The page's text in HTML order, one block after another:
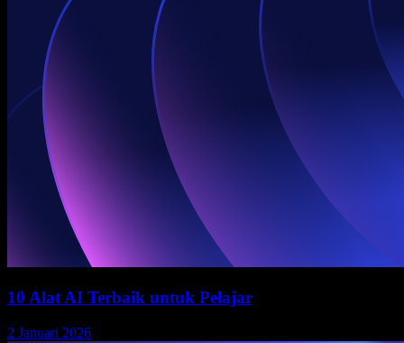
10 Alat AI Terbaik untuk Pelajar
2 Januari 2026